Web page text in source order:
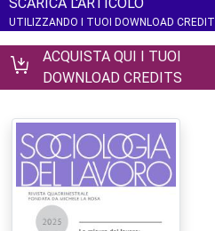
UTILIZZANDO I TUOI DOWNLOAD CREDIT
ACQUISTA QUI I TUOI
DOWNLOAD CREDITS